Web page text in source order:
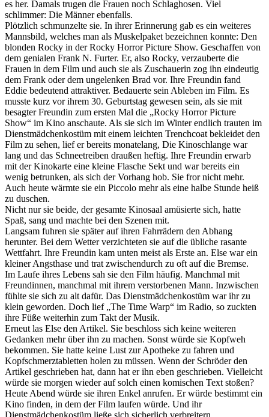
es her. Damals trugen die Frauen noch Schlaghosen. Viel
schlimmer: Die Männer ebenfalls.
Plötzlich schmunzelte sie. In ihrer Erinnerung gab es ein weiteres
Mannsbild, welches man als Muskelpaket bezeichnen konnte: Den
blonden Rocky in der Rocky Horror Picture Show. Geschaffen von
dem genialen Frank N. Furter. Er, also Rocky, verzauberte die
Frauen in dem Film und auch sie als Zuschauerin zog ihn eindeutig
dem Frank oder dem ungelenken Brad vor. Ihre Freundin fand
Eddie bedeutend attraktiver. Bedauerte sein Ableben im Film. Es
musste kurz vor ihrem 30. Geburtstag gewesen sein, als sie mit
besagter Freundin zum ersten Mal die „Rocky Horror Picture
Show“ im Kino anschaute. Als sie sich im Winter endlich trauten im
Dienstmädchenkostüm mit einem leichten Trenchcoat bekleidet den
Film zu sehen, lief er bereits monatelang, Die Kinoschlange war
lang und das Schneetreiben draußen heftig. Ihre Freundin erwarb
mit der Kinokarte eine kleine Flasche Sekt und war bereits ein
wenig betrunken, als sich der Vorhang hob. Sie fror nicht mehr.
Auch heute wärmte sie ein Piccolo mehr als eine halbe Stunde heiß
zu duschen.
Nicht nur sie beide, der gesamte Kinosaal amüsierte sich, hatte
Spaß, sang und machte bei den Szenen mit.
Langsam fuhren sie später auf ihren Fahrrädern den Abhang
herunter. Bei dem Wetter verzichteten sie auf die übliche rasante
Wettfahrt. Ihre Freundin kam unten meist als Erste an. Else war ein
kleiner Angsthase und trat zwischendurch zu oft auf die Bremse.
Im Laufe ihres Lebens sah sie den Film häufig. Manchmal mit
Freundinnen, manchmal mit ihrem verstorbenen Mann. Inzwischen
fühlte sie sich zu alt dafür. Das Dienstmädchenkostüm war ihr zu
klein geworden. Doch lief „The Time Warp“ im Radio, so zuckten
ihre Füße weiterhin zum Takt der Musik.
Erneut las Else den Artikel. Sie beschloss sich keine weiteren
Gedanken mehr über ihn zu machen. Sonst würde sie Kopfweh
bekommen. Sie hatte keine Lust zur Apotheke zu fahren und
Kopfschmerztabletten holen zu müssen. Wenn der Schröder den
Artikel geschrieben hat, dann hat er ihn eben geschrieben. Vielleicht
würde sie morgen wieder auf solch einen komischen Text stoßen?
Heute Abend würde sie ihren Enkel anrufen. Er würde bestimmt ein
Kino finden, in dem der Film laufen würde. Und ihr
Dienstmädchenkostüm ließe sich sicherlich verbreitern.